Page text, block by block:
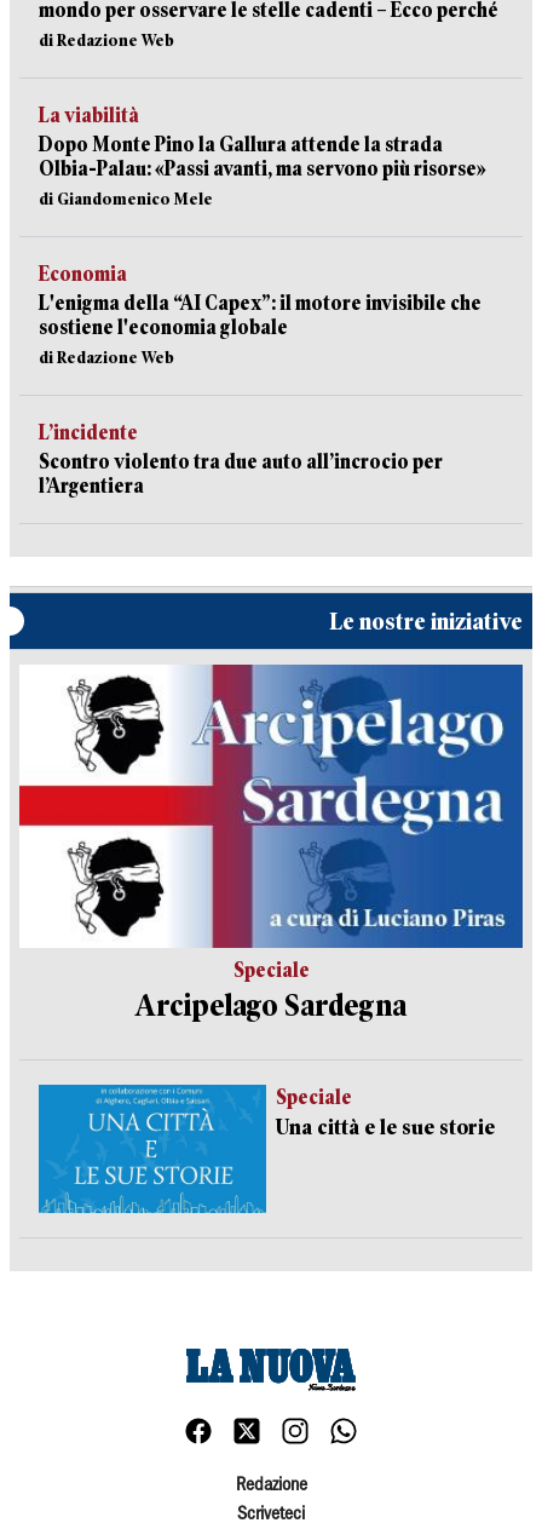
mondo per osservare le stelle cadenti – Ecco perché
di Redazione Web
La viabilità
Dopo Monte Pino la Gallura attende la strada
Olbia-Palau: «Passi avanti, ma servono più risorse»
di Giandomenico Mele
Economia
L'enigma della “AI Capex”: il motore invisibile che
sostiene l'economia globale
di Redazione Web
L’incidente
Scontro violento tra due auto all’incrocio per
l’Argentiera
Le nostre iniziative
Speciale
Arcipelago Sardegna
Speciale
Una città e le sue storie
Redazione
Scriveteci